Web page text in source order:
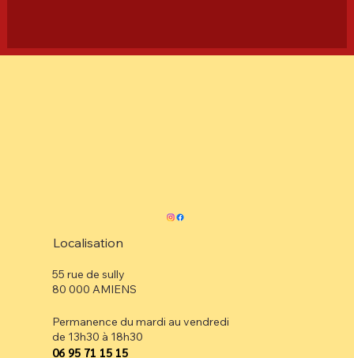
Localisation
55 rue de sully
80 000 AMIENS
Permanence du mardi au vendredi
de 13h30 à 18h30
⁠06 95 71 15 15